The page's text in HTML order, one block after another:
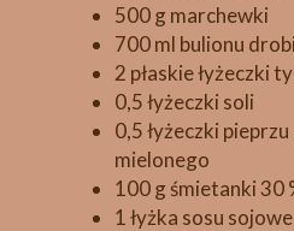
500 g marchewki
700 ml bulionu
2 płaskie łyżeczki
0,5 łyżeczki soli
0,5 łyżeczki
mielonego
100 g śmietanki 30
1 łyżka sosu